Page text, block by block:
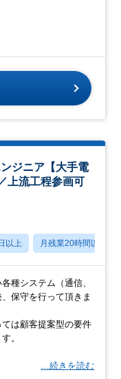
ジニア【大手電
上流工程参画可
以上 月残業20時間以内
種システム（通信、
保守を行って頂きま
は顧客提案型の要件
。
…続きを読む